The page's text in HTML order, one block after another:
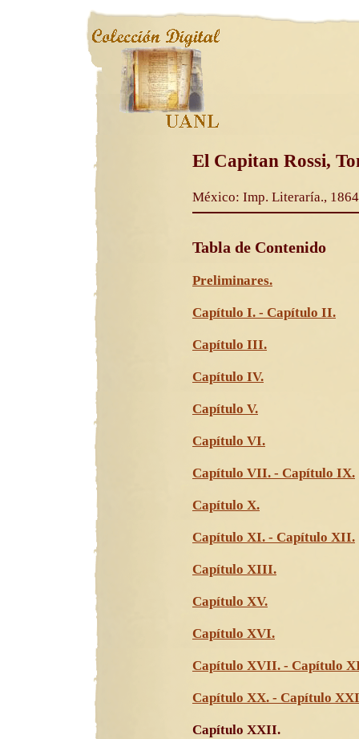
El Capitan Rossi,
México: Imp. Literaría.,
Tabla de Contenido
Preliminares.
Capítulo I. - Capítulo II.
Capítulo III.
Capítulo IV.
Capítulo V.
Capítulo VI.
Capítulo VII. - Capítulo IX.
Capítulo X.
Capítulo XI. - Capítulo XII.
Capítulo XIII.
Capítulo XV.
Capítulo XVI.
Capítulo XVII. - Capítulo
Capítulo XX. - Capítulo
Capítulo XXII.